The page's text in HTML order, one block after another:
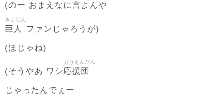
(のー おまえなに言よんや
巨人
きょじん
ファンじゃろうが)
(ほじゃね)
(そうやあ ワシ応援団
おうえんだん
じゃったんでぇー